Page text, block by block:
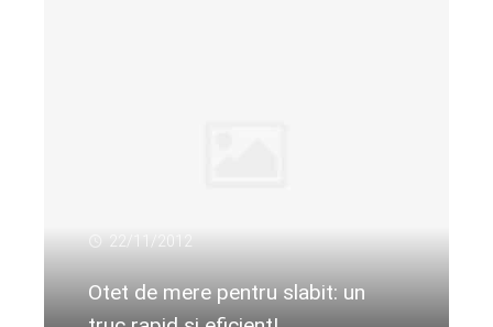
22/11/2012
Otet de mere pentru slabit: un